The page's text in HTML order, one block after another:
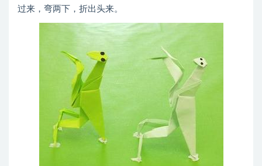
过来，弯两下，折出头来。